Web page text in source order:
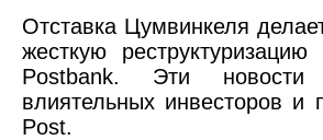
Отставка Цумвинкеля
жесткую
Postbank. Эти
влиятельных инвесторов и
Post.